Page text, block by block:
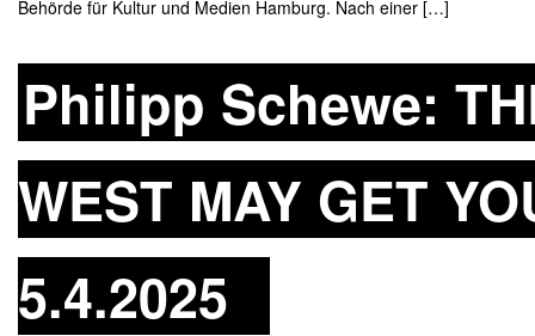
Behörde für Kultur und Medien Hamburg. Nach einer […]
Philipp Schewe:
WEST MAY GET
5.4.2025